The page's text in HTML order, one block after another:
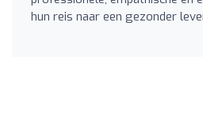
hun reis naar een gezonder